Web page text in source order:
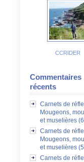
CCRIDER
Commentaires
récents
Carnets de
Mougeons,
et muselières
Carnets de
Mougeons,
et muselières
Carnets de